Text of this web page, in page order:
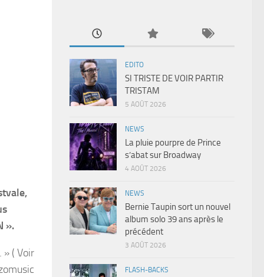
».
( Voir
EDITO
SI TRISTE DE VOIR PARTIR
TRISTAM
5 AOÛT 2026
NEWS
La pluie pourpre de Prince
s’abat sur Broadway
4 AOÛT 2026
NEWS
Bernie Taupin sort un nouvel
album solo 39 ans après le
précédent
3 AOÛT 2026
FLASH-BACKS